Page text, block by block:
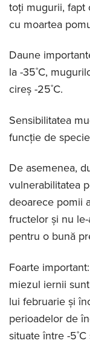
toți mugurii, fapt
cu moartea
Daune
la -35˚C,
cireș -25˚C.
Sensibilitatea
funcție de
De asemenea,
vulnerabilitatea
deoarece pomii
fructelor și nu
pentru o bună
Foarte
miezul iernii
lui februarie și
perioadelor de
situate între -